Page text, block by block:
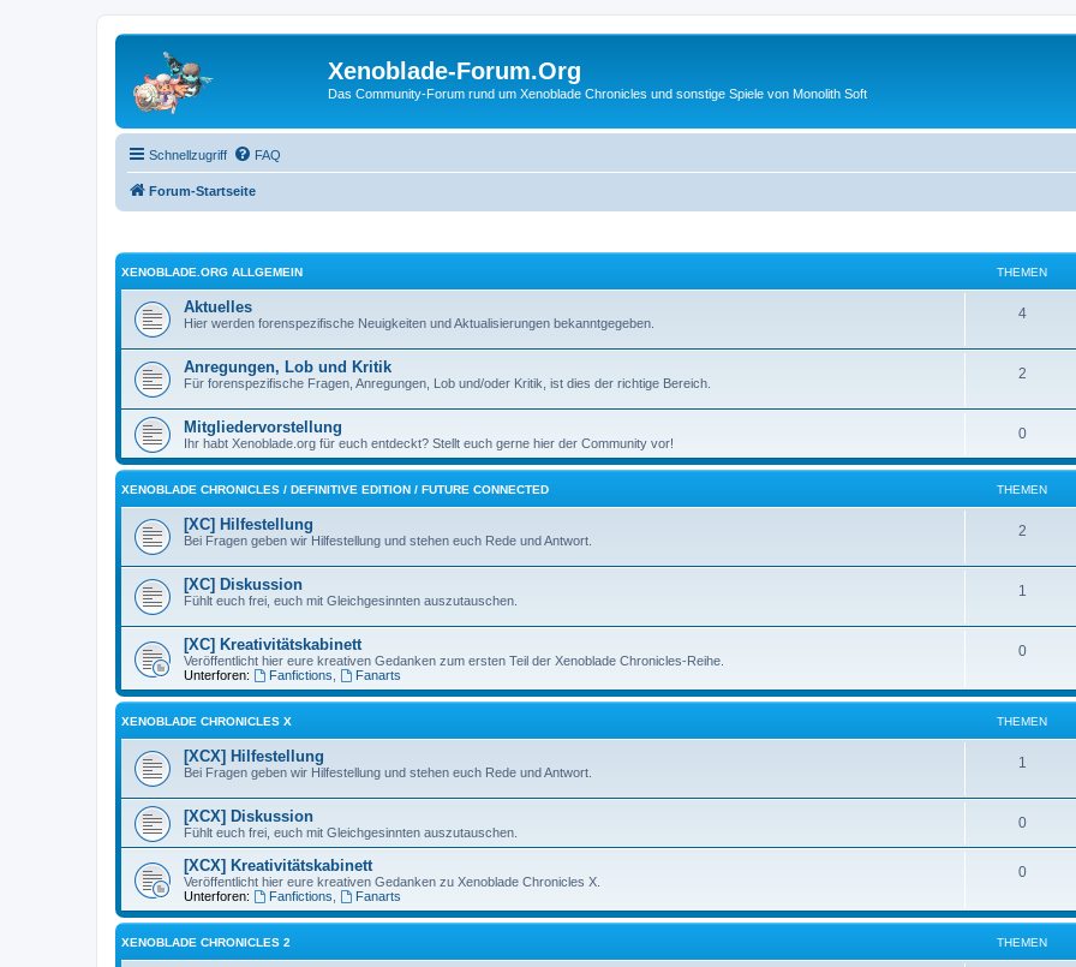
Xenoblade-Forum.Org
Das Community-Forum rund um Xenoblade Chronicles und sonstige Spiele von Monolith Soft
Schnellzugriff FAQ
Forum-Startseite
XENOBLADE.ORG ALLGEMEIN THEMEN
Aktuelles
Hier werden forenspezifische Neuigkeiten und Aktualisierungen bekanntgegeben.
4
Anregungen, Lob und Kritik
Für forenspezifische Fragen, Anregungen, Lob und/oder Kritik, ist dies der richtige Bereich.
2
Mitgliedervorstellung
Ihr habt Xenoblade.org für euch entdeckt? Stellt euch gerne hier der Community vor!
0
XENOBLADE CHRONICLES / DEFINITIVE EDITION / FUTURE CONNECTED THEMEN
[XC] Hilfestellung
Bei Fragen geben wir Hilfestellung und stehen euch Rede und Antwort.
2
[XC] Diskussion
Fühlt euch frei, euch mit Gleichgesinnten auszutauschen.
1
[XC] Kreativitätskabinett
Veröffentlicht hier eure kreativen Gedanken zum ersten Teil der Xenoblade Chronicles-Reihe.
Unterforen:
Fanfictions Fanarts
0
XENOBLADE CHRONICLES X THEMEN
[XCX] Hilfestellung
Bei Fragen geben wir Hilfestellung und stehen euch Rede und Antwort.
1
[XCX] Diskussion
Fühlt euch frei, euch mit Gleichgesinnten auszutauschen.
0
[XCX] Kreativitätskabinett
Veröffentlicht hier eure kreativen Gedanken zu Xenoblade Chronicles X.
Unterforen:
Fanfictions Fanarts
0
XENOBLADE CHRONICLES 2 THEMEN